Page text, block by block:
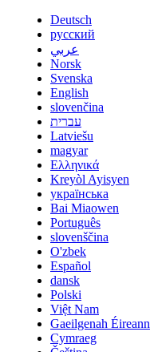
Deutsch
русский
عربي
Norsk
Svenska
English
slovenčina
עברית
Latviešu
magyar
Ελληνικά
Kreyòl Ayisyen
українська
Bai Miaowen
Português
slovenščina
O'zbek
Español
dansk
Polski
Việt Nam
Gaeilgenah Éireann
Cymraeg